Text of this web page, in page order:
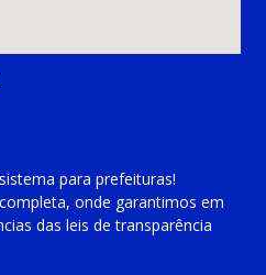
sistema para prefeituras!
completa, onde garantimos em
das leis de transparência